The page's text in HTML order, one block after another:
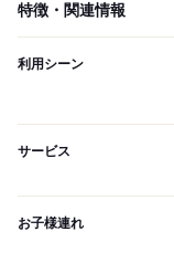
特徴・関連情報
利用シーン
サービス
お子様連れ